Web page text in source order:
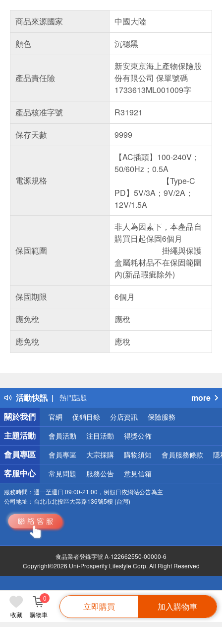
收藏 購物車
0
立即購買 加入購物車
商品來源國家
中國大陸
顏色
沉穩黑
產品責任險
新安東京海上產物保險股
份有限公司 保單號碼
1733613ML001009字
產品核准字號
R31921
保存天數
9999
電源規格
【AC插頭】100-240V；
50/60Hz；0.5A
【Type-C
PD】5V/3A；9V/2A；
12V/1.5A
保固範圍
非人為因素下，本產品自
購買日起保固6個月
掛繩與保護
盒屬耗材品不在保固範圍
內(新品瑕疵除外)
保固期限
6個月
應免稅
應稅
應免稅
應稅
活動快訊
得獎公告
熱門話題
銀行優惠
偏遠地區配送
詐騙網頁！請小心！
more
關於我們
官網 促銷目錄 分店資訊 保險服務
主題活動 會員活動 注目活動 得獎公佈
會員專區 會員專區 大宗採購 購物須知 會員服務條款 隱
客服中心 常見問題 服務公告 意見信箱
服務時間： 週一至週日 09:00-21:00，例假日依網站公告為主
公司地址： 台北市北投區大業路136號5樓 (台灣)
食品業者登錄字號 A-122662550-00000-6
Copyright©2026 Uni-Prosperity Lifestyle Corp. All Right Reserved